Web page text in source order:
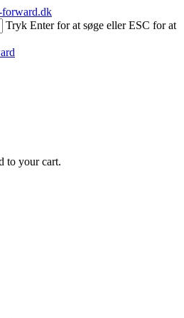
forward.dk
Tryk Enter for at søge eller ESC for at
to your cart.